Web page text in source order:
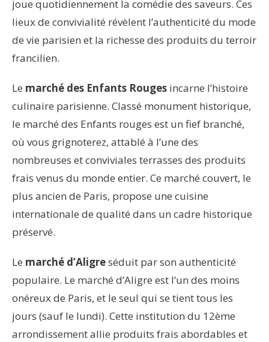
joue quotidiennement la comédie des saveurs. Ces
lieux de convivialité révèlent l’authenticité du mode
de vie parisien et la richesse des produits du terroir
francilien.
Le marché des Enfants Rouges incarne l’histoire
culinaire parisienne. Classé monument historique,
le marché des Enfants rouges est un fief branché,
où vous grignoterez, attablé à l’une des
nombreuses et conviviales terrasses des produits
frais venus du monde entier. Ce marché couvert, le
plus ancien de Paris, propose une cuisine
internationale de qualité dans un cadre historique
préservé.
Le marché d’Aligreséduit par son authenticité
populaire. Le marché d’Aligre est l’un des moins
onéreux de Paris, et le seul qui se tient tous les
jours (sauf le lundi). Cette institution du 12ème
arrondissement allie produits frais abordables et